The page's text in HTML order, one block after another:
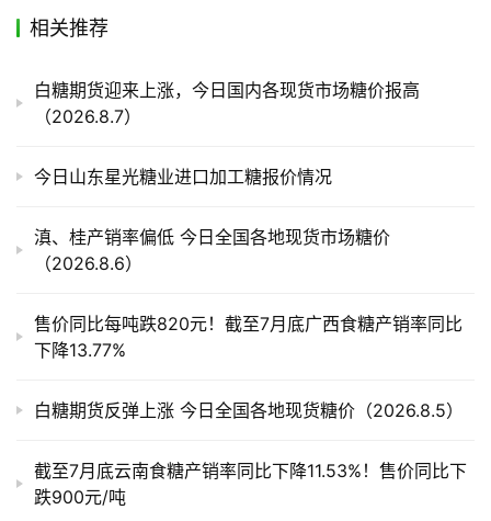
业
销
相关推荐
白糖期货迎来上涨，今日国内各现货市场糖价报高
（2026.8.7）
今日山东星光糖业进口加工糖报价情况
滇、桂产销率偏低 今日全国各地现货市场糖价
（2026.8.6）
售价同比每吨跌820元！截至7月底广西食糖产销率同比
下降13.77%
白糖期货反弹上涨 今日全国各地现货糖价（2026.8.5）
截至7月底云南食糖产销率同比下降11.53%！售价同比下
跌900元/吨